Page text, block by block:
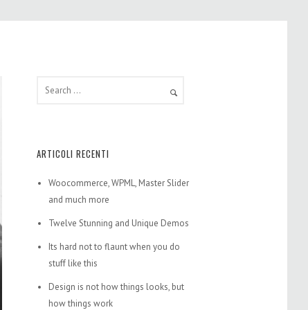
ARTICOLI RECENTI
Woocommerce, WPML, Master Slider
and much more
Twelve Stunning and Unique Demos
Its hard not to flaunt when you do
stuff like this
Design is not how things looks, but
how things work